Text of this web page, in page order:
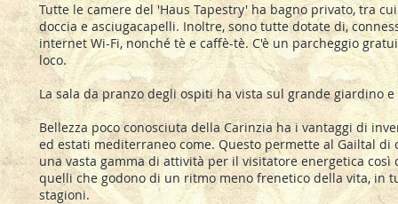
Tutte le camere del 'Haus Tapestry' ha bagno privato, tra
doccia e asciugacapelli. Inoltre, sono tutte dotate di,
internet Wi-Fi, nonché tè e caffè-tè. C'è un parcheggio
loco.
La sala da pranzo degli ospiti ha vista sul grande giardino
Bellezza poco conosciuta della Carinzia ha i vantaggi di
ed estati mediterraneo come. Questo permette al Gailtal di
una vasta gamma di attività per il visitatore energetica così
quelli che godono di un ritmo meno frenetico della vita, in
stagioni.